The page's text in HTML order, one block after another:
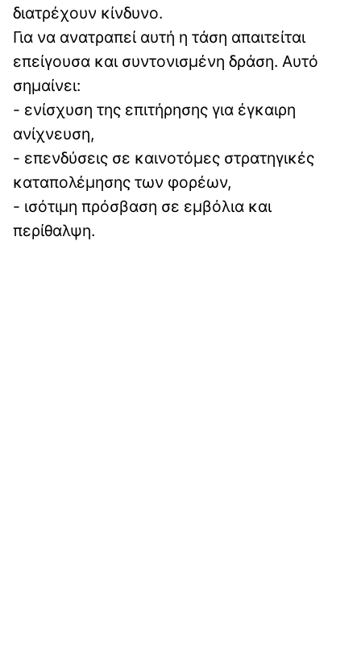
διατρέχουν κίνδυνο.
Για να ανατραπεί αυτή η τάση απαιτείται
επείγουσα και συντονισμένη δράση. Αυτό
σημαίνει:
- ενίσχυση της επιτήρησης για έγκαιρη
ανίχνευση,
- επενδύσεις σε καινοτόμες στρατηγικές
καταπολέμησης των φορέων,
- ισότιμη πρόσβαση σε εμβόλια και
περίθαλψη.